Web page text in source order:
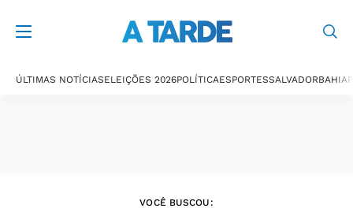
ÚLTIMAS NOTÍCIASELEIÇÕES 2026POLÍTICAESPORTESSALVADORBAHIA
VOCÊ BUSCOU: